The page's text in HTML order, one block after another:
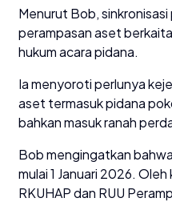
Menurut Bob,
perampasan aset
hukum acara pidana.
Ia menyoroti perlunya
aset termasuk pidana
bahkan masuk ranah
Bob mengingatkan
mulai 1 Januari 2026.
RKUHAP dan RUU